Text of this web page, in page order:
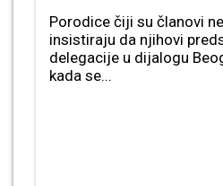
Porodice čiji su članovi
insistiraju da njihovi
delegacije u dijalogu
kada se...